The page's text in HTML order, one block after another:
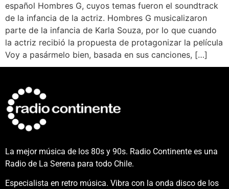
español Hombres G, cuyos temas fueron el soundtrack
de la infancia de la actriz. Hombres G musicalizaron
parte de la infancia de Karla Souza, por lo que cuando
la actriz recibió la propuesta de protagonizar la película
Voy a pasármelo bien, basada en sus canciones, […]
La mejor música de los 80s y 90s. Radio Continente es una
Radio de La Serena para todo Chile.
Especialista en retro música. Vibra con la onda disco de los